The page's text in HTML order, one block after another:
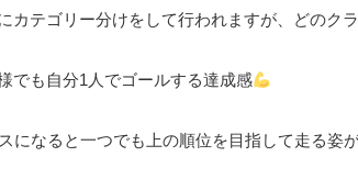
カテゴリー分けをして行われますが、どのク
でも自分1人でゴールする達成感
になると一つでも上の順位を目指して走る姿